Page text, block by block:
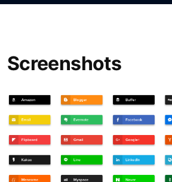
Screenshots